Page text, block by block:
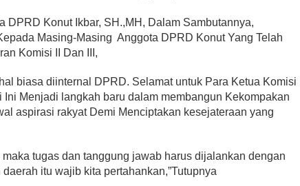
DPRD Konut Ikbar, SH.,MH, Dalam Sambutannya,
Masing-Masing Anggota DPRD Konut Yang Telah
Komisi II Dan III,
biasa diinternal DPRD. Selamat untuk Para Ketua Komisi II
Ini Menjadi langkah baru dalam membangun Kekompakan
aspirasi rakyat Demi Menciptakan kesejateraan yang
tugas dan tanggung jawab harus dijalankan dengan
itu wajib kita pertahankan,”Tutupnya